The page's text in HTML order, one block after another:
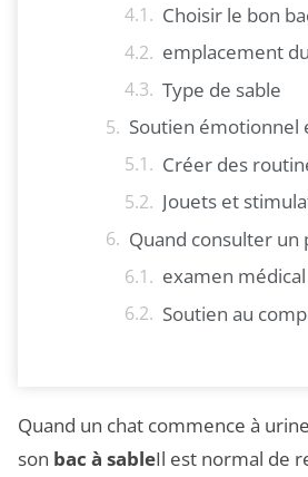
Choisir le bon
emplacement
Type de sable
Créer des
Jouets et
Quand consulter un
examen médical
Soutien au
Quand un chat commence à
son bac à sableIl est normal de